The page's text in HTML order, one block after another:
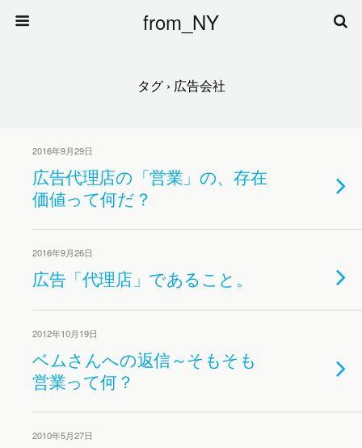
from_NY
タグ › 広告会社
2016年9月29日
広告代理店の「営業」の、存在
価値って何だ？
2016年9月26日
広告「代理店」であること。
2012年10月19日
ベムさんへの返信～そもそも
営業って何？
2010年5月27日